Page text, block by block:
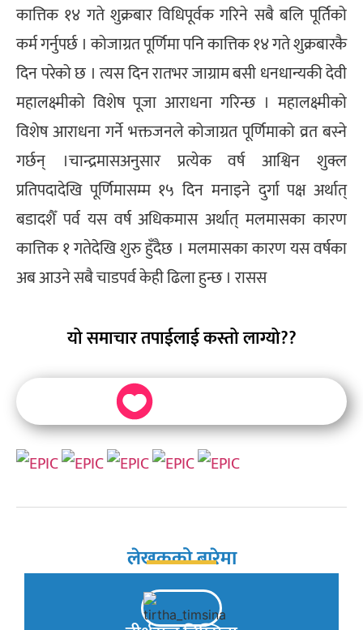
कात्तिक १४ गते शुक्रबार विधिपूर्वक गरिने सबै बलि पूर्तिको
कर्म गर्नुपर्छ । कोजाग्रत पूर्णिमा पनि कात्तिक १४ गते शुक्रबारकै
दिन परेको छ । त्यस दिन रातभर जाग्राम बसी धनधान्यकी देवी
महालक्ष्मीको विशेष पूजा आराधना गरिन्छ । महालक्ष्मीको
विशेष आराधना गर्ने भक्तजनले कोजाग्रत पूर्णिमाको व्रत बस्ने
गर्छन् ।चान्द्रमासअनुसार प्रत्येक वर्ष आश्विन शुक्ल
प्रतिपदादेखि पूर्णिमासम्म १५ दिन मनाइने दुर्गा पक्ष अर्थात्
बडादशैँ पर्व यस वर्ष अधिकमास अर्थात् मलमासका कारण
कात्तिक १ गतेदेखि शुरु हुँदैछ । मलमासका कारण यस वर्षका
अब आउने सबै चाडपर्व केही ढिला हुन्छ । रासस
यो समाचार तपाईलाई कस्तो लाग्यो??
लेखकको बारेमा